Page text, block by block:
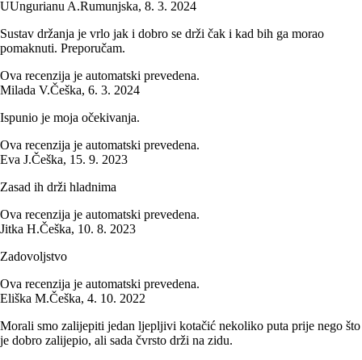
UUngurianu A.Rumunjska, 8. 3. 2024
Sustav držanja je vrlo jak i dobro se drži čak i kad bih ga morao
pomaknuti. Preporučam.
Ova recenzija je automatski prevedena.
Milada V.Češka, 6. 3. 2024
Ispunio je moja očekivanja.
Ova recenzija je automatski prevedena.
Eva J.Češka, 15. 9. 2023
Zasad ih drži hladnima
Ova recenzija je automatski prevedena.
Jitka H.Češka, 10. 8. 2023
Zadovoljstvo
Ova recenzija je automatski prevedena.
Eliška M.Češka, 4. 10. 2022
Morali smo zalijepiti jedan ljepljivi kotačić nekoliko puta prije nego što
je dobro zalijepio, ali sada čvrsto drži na zidu.